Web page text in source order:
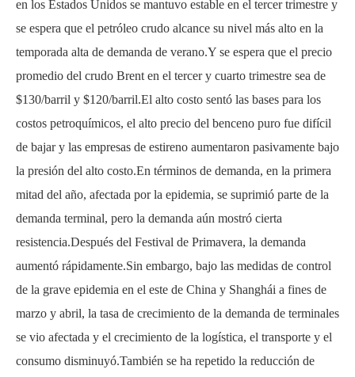
en los Estados Unidos se mantuvo estable en el tercer trimestre y
se espera que el petróleo crudo alcance su nivel más alto en la
temporada alta de demanda de verano.Y se espera que el precio
promedio del crudo Brent en el tercer y cuarto trimestre sea de
$130/barril y $120/barril.El alto costo sentó las bases para los
costos petroquímicos, el alto precio del benceno puro fue difícil
de bajar y las empresas de estireno aumentaron pasivamente bajo
la presión del alto costo.En términos de demanda, en la primera
mitad del año, afectada por la epidemia, se suprimió parte de la
demanda terminal, pero la demanda aún mostró cierta
resistencia.Después del Festival de Primavera, la demanda
aumentó rápidamente.Sin embargo, bajo las medidas de control
de la grave epidemia en el este de China y Shanghái a fines de
marzo y abril, la tasa de crecimiento de la demanda de terminales
se vio afectada y el crecimiento de la logística, el transporte y el
consumo disminuyó.También se ha repetido la reducción de